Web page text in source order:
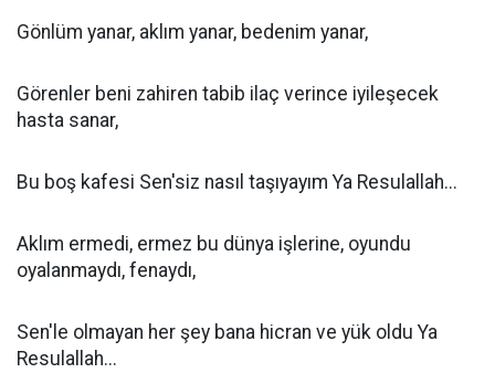
Gönlüm yanar, aklım yanar, bedenim yanar,
Görenler beni zahiren tabib ilaç verince iyileşecek
hasta sanar,
Bu boş kafesi Sen'siz nasıl taşıyayım Ya Resulallah...
Aklım ermedi, ermez bu dünya işlerine, oyundu
oyalanmaydı, fenaydı,
Sen'le olmayan her şey bana hicran ve yük oldu Ya
Resulallah...